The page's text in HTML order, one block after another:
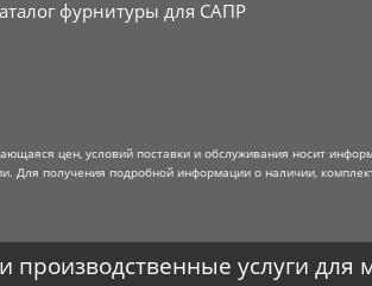
фурнитуры для САПР
цен, условий поставки и обслуживания носит
Для получения подробной информации о наличии,
услуги